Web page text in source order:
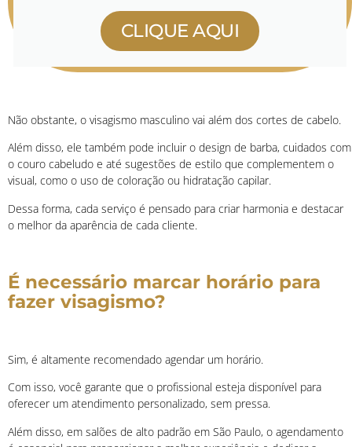
CLIQUE AQUI
Não obstante, o visagismo masculino vai além dos cortes de cabelo.
Além disso, ele também pode incluir o design de barba, cuidados com
o couro cabeludo e até sugestões de estilo que complementem o
visual, como o uso de coloração ou hidratação capilar.
Dessa forma, cada serviço é pensado para criar harmonia e destacar
o melhor da aparência de cada cliente.
É necessário marcar horário para
fazer visagismo?
Sim, é altamente recomendado agendar um horário.
Com isso, você garante que o profissional esteja disponível para
oferecer um atendimento personalizado, sem pressa.
Além disso, em salões de alto padrão em São Paulo, o agendamento